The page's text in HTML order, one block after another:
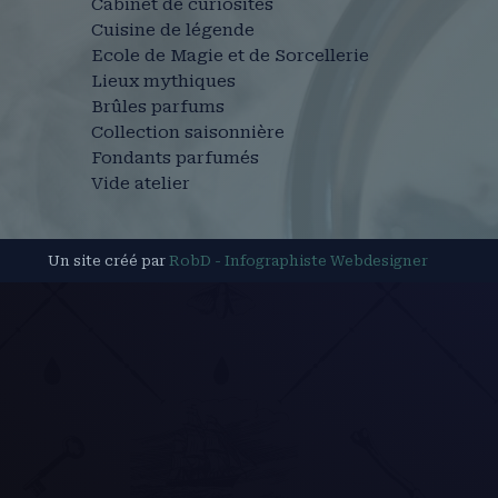
Cuisine de légende
Ecole de Magie et de Sorcellerie
Lieux mythiques
Brûles parfums
Collection saisonnière
Fondants parfumés
Vide atelier
Un site créé par RobD - Infographiste Webdesigner